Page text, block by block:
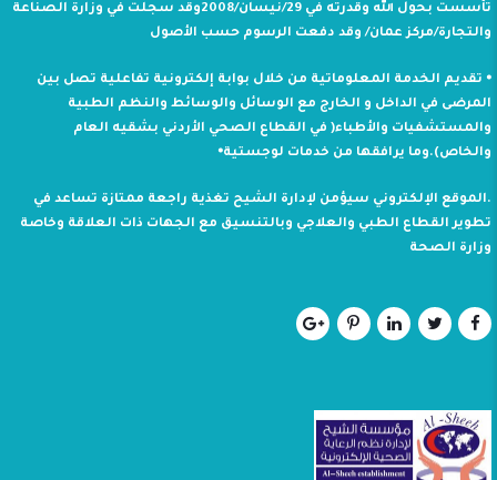
تأسست بحول الله وقدرته في 29/نيسان/2008وقد سجلت في وزارة الصناعة
والتجارة/مركز عمان/ وقد دفعت الرسوم حسب الأصول
⦁ تقديم الخدمة المعلوماتية من خلال بوابة إلكترونية تفاعلية تصل بين
المرضى في الداخل و الخارج مع الوسائل والوسائط والنظم الطبية
والمستشفيات والأطباء( في القطاع الصحي الأردني بشقيه العام
والخاص).وما يرافقها من خدمات لوجستية⦁
.الموقع الإلكتروني سيؤمن لإدارة الشيح تغذية راجعة ممتازة تساعد في
تطوير القطاع الطبي والعلاجي وبالتنسيق مع الجهات ذات العلاقة وخاصة
وزارة الصحة